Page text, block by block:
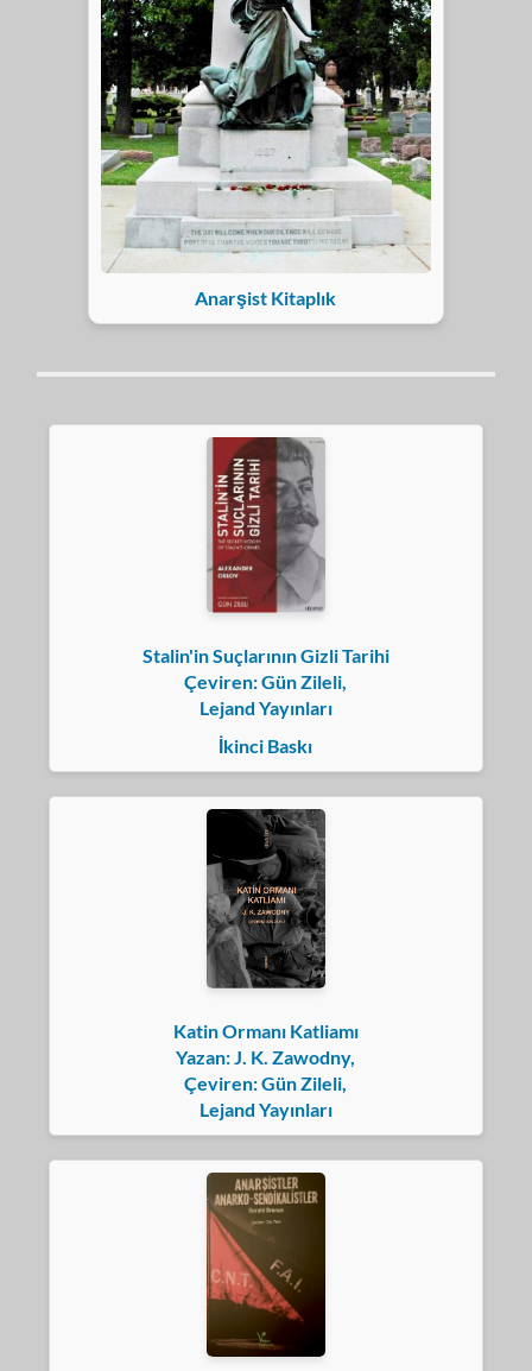
Anarşist Kitaplık
Stalin'in Suçlarının Gizli Tarihi
Çeviren: Gün Zileli,
Lejand Yayınları
İkinci Baskı
Katin Ormanı Katliamı
Yazan: J. K. Zawodny,
Çeviren: Gün Zileli,
Lejand Yayınları